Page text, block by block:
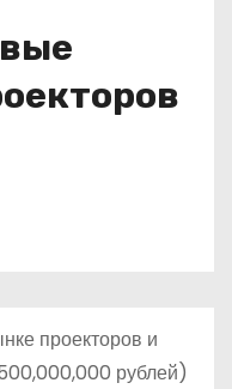
проекторов и
рублей)